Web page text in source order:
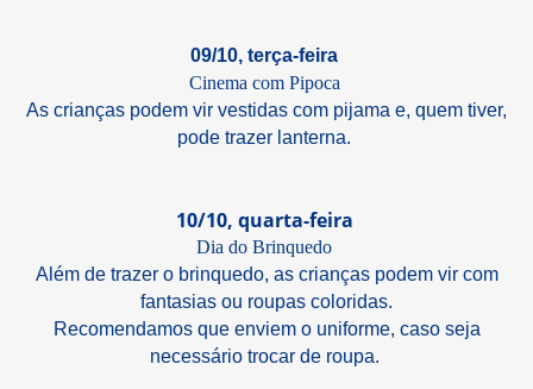
09/10, terça-feira
Cinema com Pipoca
As crianças podem vir vestidas com pijama e, quem tiver,
pode trazer lanterna.
10/10, quarta-feira
Dia do Brinquedo
Além de trazer o brinquedo, as crianças podem vir com
fantasias ou roupas coloridas.
Recomendamos que enviem o uniforme, caso seja
necessário trocar de roupa.